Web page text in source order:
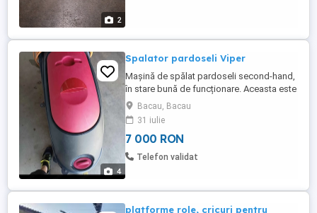
2
4
Spalator pardoseli Viper
Mașină de spălat pardoseli second-hand,
în stare bună de funcționare. Aceasta este
echipată cu un rezervor pentru soluție de
curățare și un cablu electric. Poate fi
utilizată pentru curățarea rapidă și
eficientă a suprafețelor dure, cum ar fi
parchetul sau gresie. Dimensiuni
Bacau, Bacau
31 iulie
7 000 RON
Telefon validat
platforme role, cricuri pentru